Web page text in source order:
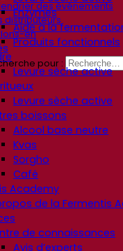
des événements
distributeurs
en
pour :
Enzymes
Aide à la
Produits fonctionnels
Levure sèche active
Levure sèche active
boissons
Alcool base neutre
Kvas
Sorgho
Café
Academy
de la Fermentis
de connaissances
Avis d’experts